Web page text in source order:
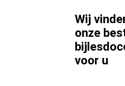
Wij
onze
voor u